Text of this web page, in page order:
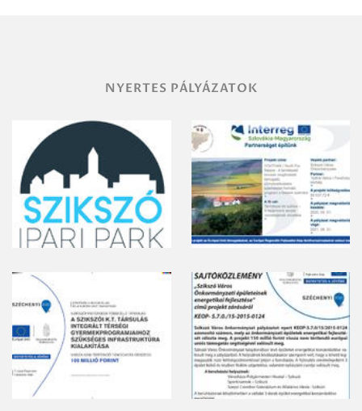
NYERTES PÁLYÁZATOK